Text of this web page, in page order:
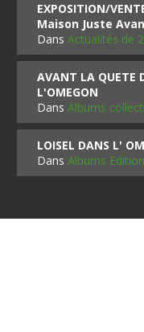
EXPOSITION/
Maison Juste
DansActualités de
AVANT LA QUETE
L'OMEGON
DansAlbums
LOISEL DANS L'
DansAlbums